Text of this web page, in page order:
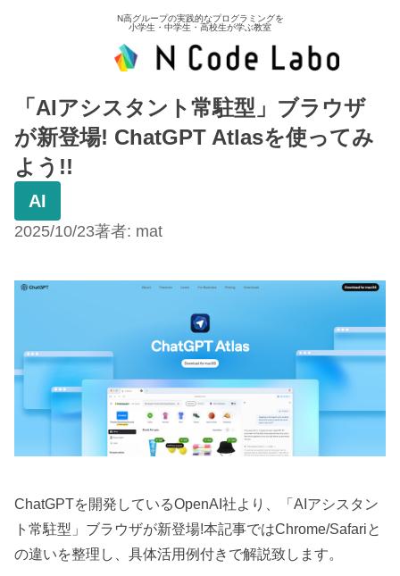
N高グループの実践的なプログラミングを
小学生・中学生・高校生が学ぶ教室
「AIアシスタント常駐型」ブラウザ
が新登場! ChatGPT Atlasを使ってみ
よう!!
AI
2025/10/23著者: mat
ChatGPTを開発しているOpenAI社より、「AIアシスタン
ト常駐型」ブラウザが新登場!本記事ではChrome/Safariと
の違いを整理し、具体活用例付きで解説致します。